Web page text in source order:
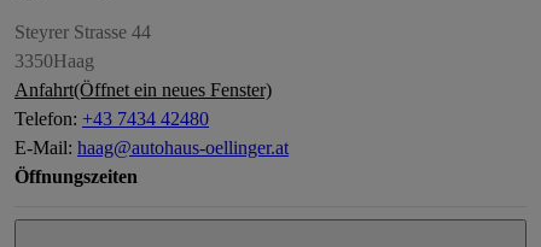
Steyrer Strasse 44
3350Haag
Anfahrt(Öffnet ein neues Fenster)
Telefon: +43 7434 42480
E-Mail: haag@autohaus-oellinger.at
Öffnungszeiten